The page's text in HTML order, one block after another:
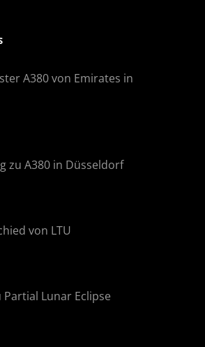
A380 von Emirates in
zu A380 in Düsseldorf
von LTU
Partial Lunar Eclipse